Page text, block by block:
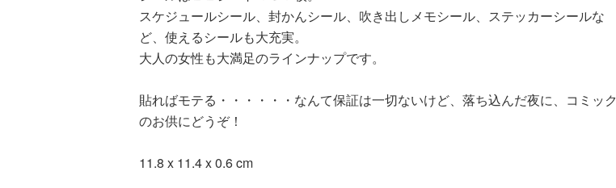
スケジュールシール、封かんシール、吹き出しメモシール、ステッカーシールな
ど、使えるシールも大充実。
大人の女性も大満足のラインナップです。
貼ればモテる・・・・・・なんて保証は一切ないけど、落ち込んだ夜に、コミック
のお供にどうぞ！
11.8 x 11.4 x 0.6 cm